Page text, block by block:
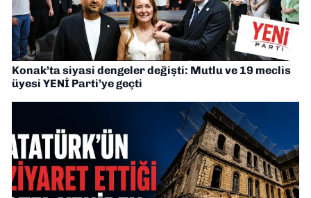
Konak’ta siyasi dengeler değişti: Mutlu ve 19 meclis
üyesi YENİ Parti’ye geçti